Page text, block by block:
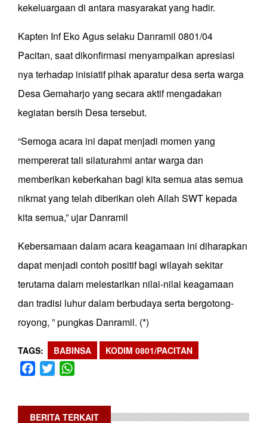
kekeluargaan di antara masyarakat yang hadir.
Kapten Inf Eko Agus selaku Danramil 0801/04
Pacitan, saat dikonfirmasi menyampaikan apresiasi
nya terhadap inisiatif pihak aparatur desa serta warga
Desa Gemaharjo yang secara aktif mengadakan
kegiatan bersih Desa tersebut.
“Semoga acara ini dapat menjadi momen yang
mempererat tali silaturahmi antar warga dan
memberikan keberkahan bagi kita semua atas semua
nikmat yang telah diberikan oleh Allah SWT kepada
kita semua,” ujar Danramil
Kebersamaan dalam acara keagamaan ini diharapkan
dapat menjadi contoh positif bagi wilayah sekitar
terutama dalam melestarikan nilai-nilai keagamaan
dan tradisi luhur dalam berbudaya serta bergotong-
royong, ” pungkas Danramil. (*)
TAGS BABINSA KODIM 0801/PACITAN
Facebook
Twitter
BERITA TERKAIT